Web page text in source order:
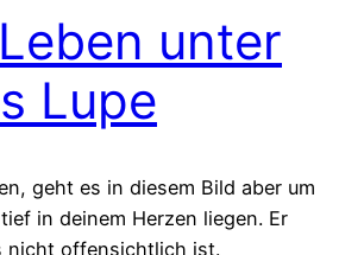
unter
Lupe
geht es in diesem Bild aber um
in deinem Herzen liegen. Er
nicht offensichtlich ist.